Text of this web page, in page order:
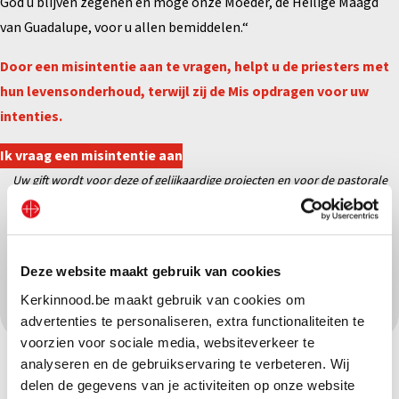
Deze website maakt gebruik van cookies
Kerkinnood.be maakt gebruik van cookies om
advertenties te personaliseren, extra functionaliteiten te
voorzien voor sociale media, websiteverkeer te
analyseren en de gebruikservaring te verbeteren. Wij
delen de gegevens van je activiteiten op onze website
van Guadalupe, voor u allen bemiddelen.“
Door een misintentie aan te vragen, helpt u de priesters met
hun levensonderhoud, terwijl zij de Mis opdragen voor uw
intenties.
Ik vraag een misintentie aan
Uw gift wordt voor deze of gelijkaardige projecten envoor de pastorale
Deel dit project op sociale media: